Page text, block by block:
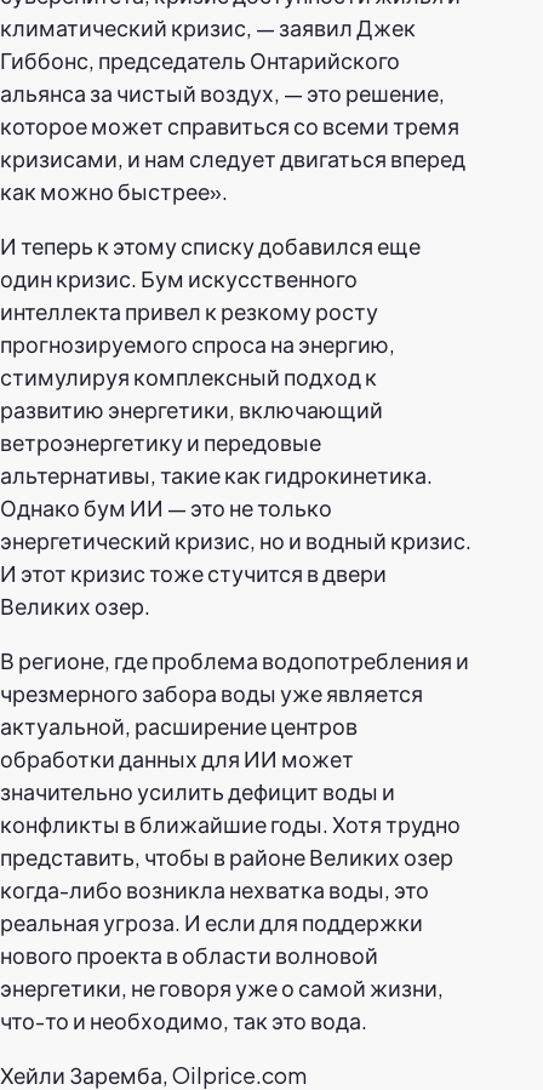
климатический кризис, — заявил Джек
Гиббонс, председатель Онтарийского
альянса за чистый воздух, — это решение,
которое может справиться со всеми тремя
кризисами, и нам следует двигаться вперед
как можно быстрее».
И теперь к этому списку добавился еще
один кризис. Бум искусственного
интеллекта привел к резкому росту
прогнозируемого спроса на энергию,
стимулируя комплексный подход к
развитию энергетики, включающий
ветроэнергетику и передовые
альтернативы, такие как гидрокинетика.
Однако бум ИИ — это не только
энергетический кризис, но и водный кризис.
И этот кризис тоже стучится в двери
Великих озер.
В регионе, где проблема водопотребления и
чрезмерного забора воды уже является
актуальной, расширение центров
обработки данных для ИИ может
значительно усилить дефицит воды и
конфликты в ближайшие годы. Хотя трудно
представить, чтобы в районе Великих озер
когда-либо возникла нехватка воды, это
реальная угроза. И если для поддержки
нового проекта в области волновой
энергетики, не говоря уже о самой жизни,
что-то и необходимо, так это вода.
Хейли Заремба, Oilprice.com